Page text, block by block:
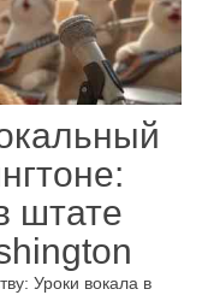
штате
Уроки вокала в